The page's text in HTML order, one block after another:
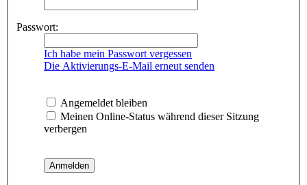
Passwort:
Ich habe mein Passwort vergessen
Die Aktivierungs-E-Mail erneut senden
Angemeldet bleiben
Meinen Online-Status während dieser Sitzung
verbergen